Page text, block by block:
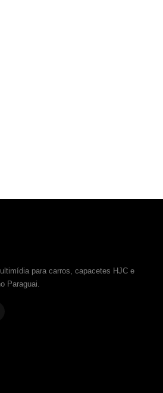
para carros, capacetes HJC e
Paraguai.